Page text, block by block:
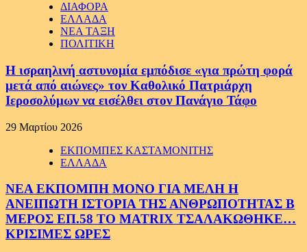
ΔΙΑΦΟΡΑ
ΕΛΛΑΔΑ
ΝΕΑ ΤΑΞΗ
ΠΟΛΙΤΙΚΗ
Η ισραηλινή αστυνομία εμπόδισε «για πρώτη φορά
μετά από αιώνες» τον Καθολικό Πατριάρχη
Ιεροσολύμων να εισέλθει στον Πανάγιο Τάφο
29 Μαρτίου 2026
ΕΚΠΟΜΠΕΣ ΚΑΣΤΑΜΟΝΙΤΗΣ
ΕΛΛΑΔΑ
ΝΕΑ ΕΚΠΟΜΠΗ ΜΟΝΟ ΓΙΑ ΜΕΛΗ Η
ΑΝΕΙΠΩΤΗ ΙΣΤΟΡΙΑ ΤΗΣ ΑΝΘΡΩΠΟΤΗΤΑΣ Β
ΜΕΡΟΣ ΕΠ.58 ΤΟ MATRIX ΤΣΑΛΑΚΩΘΗΚΕ…
ΚΡΙΣΙΜΕΣ ΩΡΕΣ